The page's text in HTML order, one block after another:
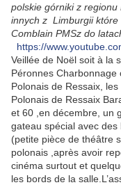
polskie górniki z
innych z Limburgii które
Comblain PMSz do
https://
Veillée de Noël soit à la
Péronnes
Polonais de Ressaix,
Polonais de Ressaix
et 60 ,en décembre, un
gateau spécial avec des
(petite pièce de théâtre
polonais ,après avoir
cinéma surtout et
les bords de la